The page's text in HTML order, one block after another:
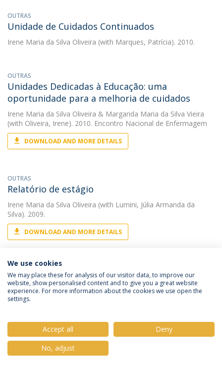
OUTRAS
Unidade de Cuidados Continuados
Irene Maria da Silva Oliveira (with Marques, Patrícia). 2010.
OUTRAS
Unidades Dedicadas à Educação: uma
oportunidade para a melhoria de cuidados
Irene Maria da Silva Oliveira & Margarida Maria da Silva Vieira
(with Oliveira, Irene). 2010. Encontro Nacional de Enfermagem
DOWNLOAD AND MORE DETAILS
OUTRAS
Relatório de estágio
Irene Maria da Silva Oliveira (with Lumini, Júlia Armanda da
Silva). 2009.
DOWNLOAD AND MORE DETAILS
Vivências da Mulher Mastectomizada.
Abordagem da relação fenomenológica com o
corpo
OUTRAS
We use cookies
We may place these for analysis of our visitor data, to improve our
website, show personalised content and to give you a great website
experience. For more information about the cookies we use open the
settings.
Accept all
Deny
No, adjust